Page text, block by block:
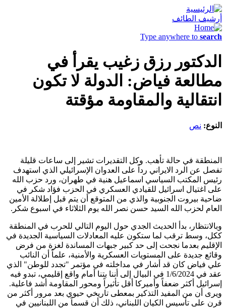
أرشيف الطائف
Type anywhere to search
الدكتور رزق زغيب يقرأ في
مطالعة فياض: الدولة لا تكون
انتقالية والمقاومة مؤقتة
النوع: نص
المنطقة في حالة تأهب. وكل التقديرات تشير إلى ساعات قليلة
تفصل عن الرد الايراني رداً على العدوان الإسرائيلي الذي استهدف
رئيس المكتب السياسي اسماعيل هنية في طهران، ورد حزب الله
على اغتيال اسرائيل للقيادي العسكري في الحزب فؤاد شكر في
ضاحية بيروت الجنوبية والذي من المتوقع أن يتم قبل إطلالة الأمين
العام لحزب الله السيد حسن نصر الله يوم الثلاثاء في اسبوع شكر.
وبالانتظار، بدأ الحديث الجدي حول اليوم التالي للحرب في المنطقة
ككل، وسط ترقب لما ستكون عليه المعادلات السياسية الجديدة في
الإقليم بعدما نجحت إلى حد كبير جبهات المساندة لغزة من فرض
وقائع جديدة على المستويات العسكرية والأمنية، علماً أن النائب
علي فياض كان قد أشار في مداخلته في مؤتمر "تجدد للوطن" الذي
عقد في 1/6/2024 في البيال إلى أننا بتنا أمام واقع إقليمي، تبدو فيه
إسرائيل أكثر ضعفاً وأميركا أقل تأثيراً ومحور المقاومة أشد فاعلية.
ويرى أن من المفيد التذكير بمعطى تاريخي حيوي بعد مرور أكثر من
قرن على تأسيس الكيان اللبناني، ذلك أن قسماً من اللبنانيين في